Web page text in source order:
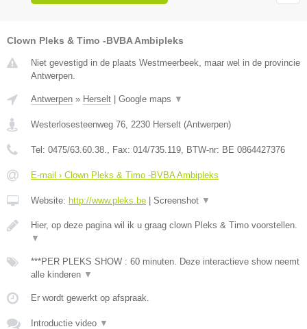
Clown Pleks & Timo -BVBA Ambipleks
Niet gevestigd in de plaats Westmeerbeek, maar wel in de provincie
Antwerpen.
Antwerpen » Herselt | Google maps ▼
Westerlosesteenweg 76 2230 Herselt (Antwerpen)
Tel: 0475/63.60.38. , Fax: 014/735.119 , BTW-nr: BE 0864427376
E-mail › Clown Pleks & Timo -BVBA Ambipleks
Website: http://www.pleks.be | Screenshot ▼
Hier, op deze pagina wil ik u graag clown Pleks & Timo voorstellen.
▼
***PER PLEKS SHOW : 60 minuten. Deze interactieve show neemt
alle kinderen ▼
Er wordt gewerkt op afspraak.
Introductie video ▼